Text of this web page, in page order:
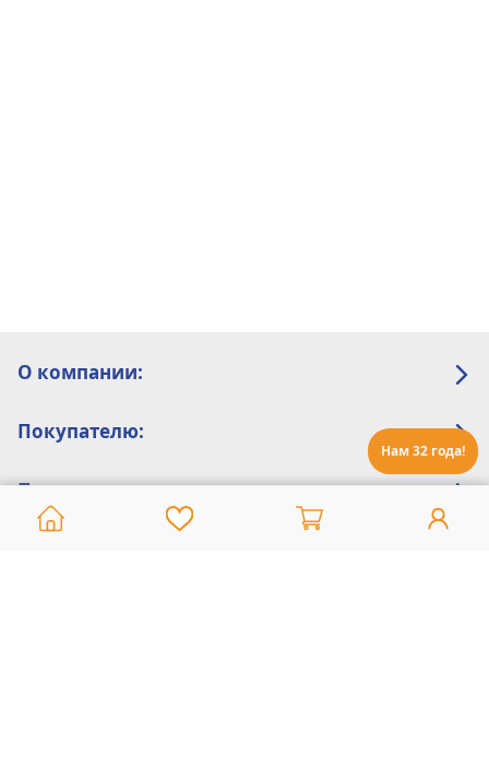
Нам 32 года!
О компании:
Покупателю:
Помощь: